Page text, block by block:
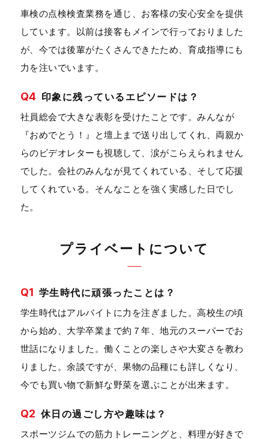
車検の点検検査業務を通じ、お客様の安心安全を提供
しています。以前は接客もメインで行っておりました
が、今では後輩がたくさんできたため、育成指導にも
力を注いでいます。
Q4
印象に残っているエピソードは？
社員総会で大きな表彰を受けたことです。みんなが
『おめでとう！』と壇上まで送り出してくれ、両親か
らのビデオレターも視聴して、涙がこらえられません
でした。会社のみんなが見てくれている、そして応援
してくれている。そんなことを強く実感した日でし
た。
プライベートについて
Q1 学生時代に頑張ったことは？
学生時代はアルバイトに力を注ぎました。高校生の頃
から始め、大学卒業まで約７年、地元のスーパーでお
世話になりました。働くことの楽しさや大変さを教わ
りました。余談ですが、果物の品種にも詳しくなり、
今でも買い物で新鮮な野菜を選ぶことが出来ます。
Q2 休日の過ごし方や趣味は？
スポーツジムでの筋力トレーニングと、料理が好きで